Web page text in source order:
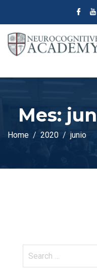
Mes:
Home 2020 junio